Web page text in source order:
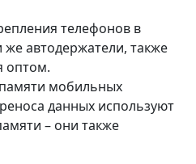
телефонов в
автодержатели, также
оптом.
мобильных
данных используют
– они также